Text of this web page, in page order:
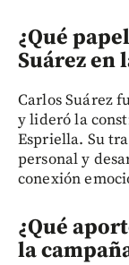
¿Qué
Suárez en
Carlos Suárez
y lideró la
Espriella. Su
personal y
conexión
¿Qué
la